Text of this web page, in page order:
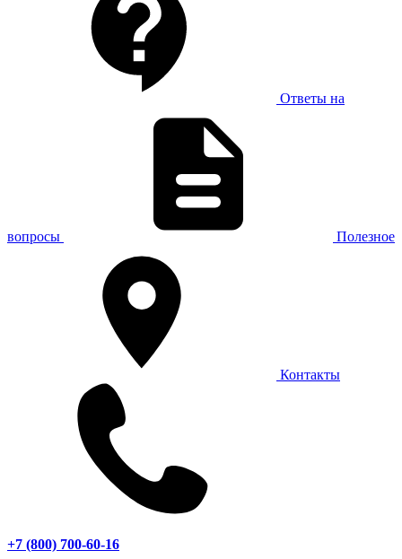
Ответы на
вопросы Полезное
Контакты
+7 (800) 700-60-16